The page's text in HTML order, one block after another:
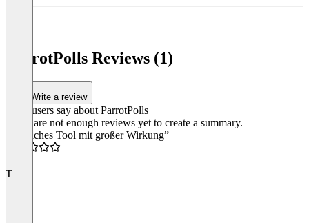
ParrotPolls Reviews (1)
Write a review
What users say about ParrotPolls
There are not enough reviews yet to create a summary.
“Einfaches Tool mit großer Wirkung”
T